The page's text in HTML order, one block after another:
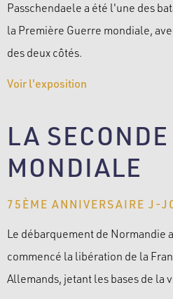
Passchendaele a été l'une des
la Première Guerre mondiale,
des deux côtés.
Voir l'exposition
LA
MONDIALE
75ÈME ANNIVERSAIRE J-
Le débarquement de Normandie
commencé la libération de la
Allemands, jetant les bases de la